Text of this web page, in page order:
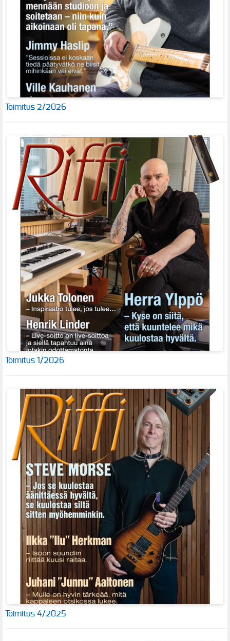
Toimitus 2/2026
Toimitus 1/2026
Toimitus 4/2025